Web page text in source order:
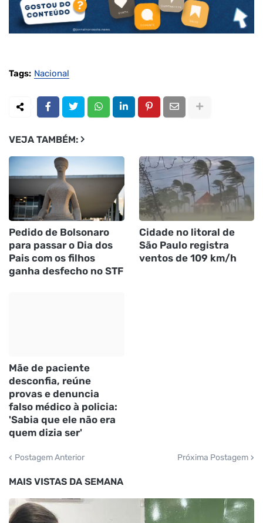
Tags: Nacional
VEJA TAMBÉM:
Pedido de Bolsonaro
para passar o Dia dos
Pais com os filhos
ganha desfecho no STF
Cidade no litoral de
São Paulo registra
ventos de 109 km/h
Mãe de paciente
desconfia, reúne
provas e denuncia
falso médico à policia:
'Sabia que ele não era
quem dizia ser'
Postagem Anterior Próxima Postagem
MAIS VISTAS DA SEMANA